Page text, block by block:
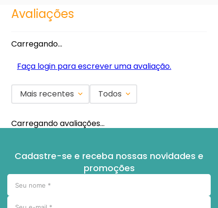
Avaliações
Carregando…
Faça login para escrever uma avaliação.
Mais recentes Todos
Carregando avaliações…
Cadastre-se e receba nossas novidades e
promoções